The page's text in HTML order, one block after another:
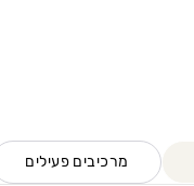
מרכיבים פעילים